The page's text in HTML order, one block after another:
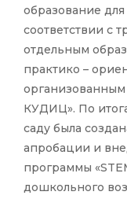
образование
соответствии с
отдельным
практико –
КУДИЦ». По
саду была
апробации и
программы
дошкольного